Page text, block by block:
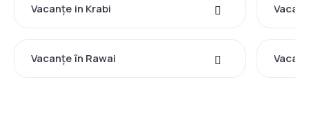
Vacanţe in Krabi
Vacanţe în Rawai